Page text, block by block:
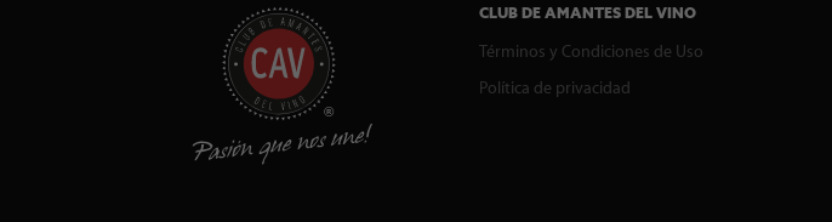
CLUB DE AMANTES DEL VINO
Términos y Condiciones de Uso
Política de privacidad